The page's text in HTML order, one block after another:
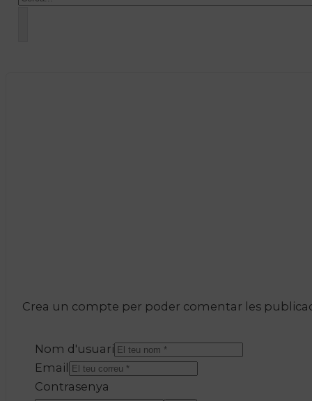
Crea un compte per poder comentar les
Nom d'usuari
Email
Contrasenya